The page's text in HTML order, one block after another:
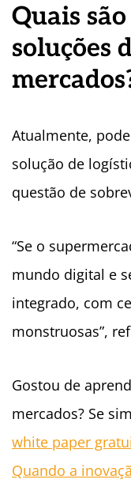
Quais
soluções
Atualmente,
solução de
questão de
“Se o
mundo digital e
integrado, com
monstruosas”,
Gostou de
mercados? Se
white paper
Quando a